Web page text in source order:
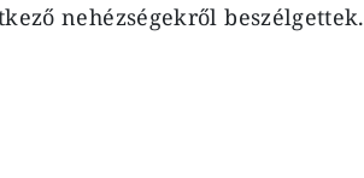
nehézségekről beszélgettek.